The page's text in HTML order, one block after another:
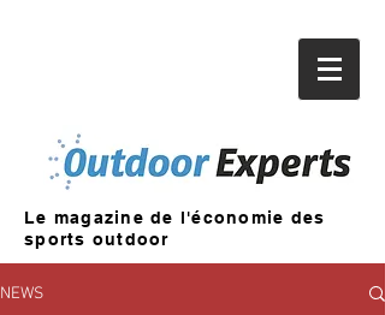
Le magazine de l'économie des
sports outdoor
NEWS